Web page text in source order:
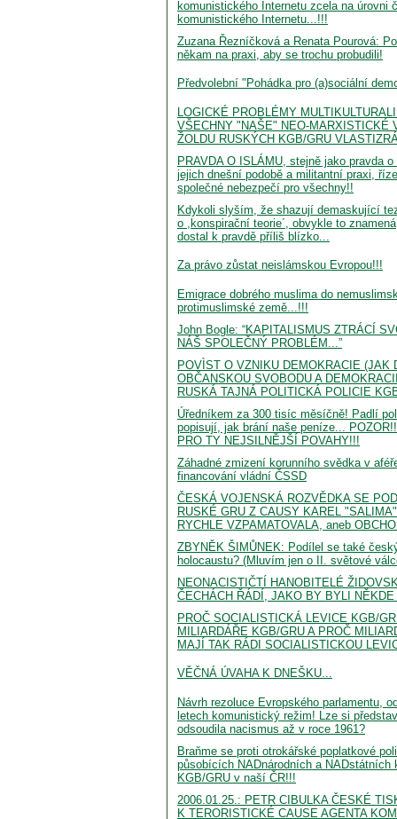
komunistického Internetu zcela na úrovni
komunistického Internetu...!!!
Zuzana Řezníčková a Renata Pourová:
někam na praxi, aby se trochu probudili!
Předvolební "Pohádka pro (a)sociální
LOGICKÉ PROBLÉMY
VŠECHNY "NAŠE" NEO-MARXISTICKÉ
ŽOLDU RUSKÝCH KGB/GRU
PRAVDA O ISLÁMU, stejně jako pravda
jejich dnešní podobě a militantní praxi,
společné nebezpečí pro všechny!!
Kdykoli slyším, že shazují demaskující
o ,konspirační teorie´, obvykle to
dostal k pravdě příliš blízko...
Za právo zůstat neislámskou Evropou!!!
Emigrace dobrého muslima do
protimuslimské země...!!!
John Bogle: “KAPITALISMUS ZTRÁCÍ
NÁŠ SPOLEČNÝ PROBLÉM...”
POVÌST O VZNIKU DEMOKRACIE (JAK
OBČANSKOU SVOBODU A
RUSKÁ TAJNÁ POLITICKÁ POLICIE
Úředníkem za 300 tisíc měsíčně! Padlí
popisují, jak brání naše peníze...
PRO TY NEJSILNĚJŠÍ POVAHY!!!
Záhadné zmizení korunního svědka v
financování vládní ČSSD
ČESKÁ VOJENSKÁ ROZVĚDKA SE
RUSKÉ GRU Z CAUSY KAREL
RYCHLE VZPAMATOVALA, aneb
ZBYNĚK ŠIMŮNEK: Podílel se také
holocaustu? (Mluvím jen o II. světové
NEONACISTIČTÍ HANOBITELÉ
ČECHÁCH ŘÁDÍ, JAKO BY BYLI
PROČ SOCIALISTICKÁ LEVICE KGB/
MILIARDÁŘE KGB/GRU A PROČ
MAJÍ TAK RÁDI SOCIALISTICKOU
VĚČNÁ ÚVAHA K DNEŠKU...
Návrh rezoluce Evropského parlamentu,
letech komunistický režim! Lze si
odsoudila nacismus až v roce 1961?
Braňme se proti otrokářské poplatkové
působících NADnárodních a NADstátních
KGB/GRU v naší ČR!!!
2006.01.25.: PETR CIBULKA ČESKÉ
K TERORISTICKÉ CAUSE AGENTA